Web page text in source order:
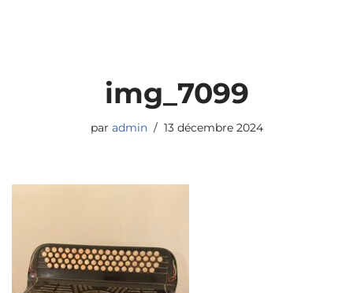
img_7099
par admin 13 décembre 2024